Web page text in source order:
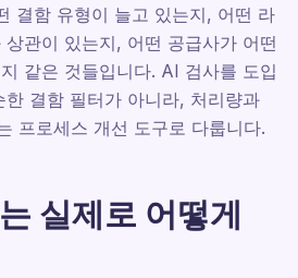
결함 유형이 늘고 있는지, 어떤 라
관이 있는지, 어떤 공급사가 어떤
같은 것들입니다. AI 검사를 도입
결함 필터가 아니라, 처리량과
프로세스 개선 도구로 다룹니다.
실제로 어떻게